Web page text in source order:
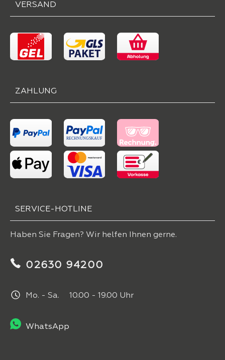
VERSAND
ZAHLUNG
SERVICE-HOTLINE
Haben Sie Fragen? Wir helfen Ihnen gerne.
02630 94200
Mo. - Sa. 10.00 - 19.00 Uhr
WhatsApp